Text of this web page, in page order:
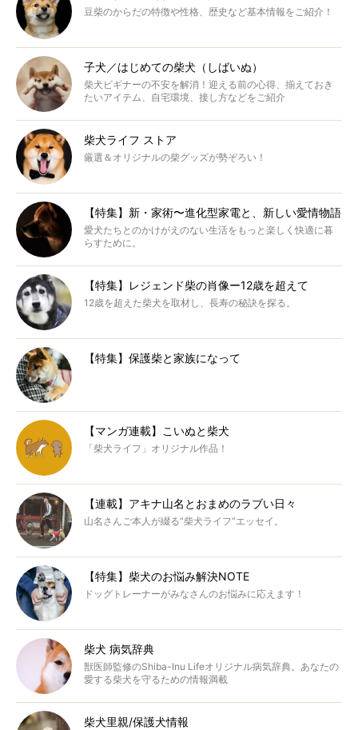
豆柴のからだの特徴や性格、歴史など基本情報をご紹介！
子犬／はじめての柴犬（しばいぬ）
柴犬ビギナーの不安を解消！迎える前の心得、揃えておき
たいアイテム、自宅環境、接し方などをご紹介
柴犬ライフ ストア
厳選＆オリジナルの柴グッズが勢ぞろい！
【特集】新・家術〜進化型家電と、新しい愛情物語
愛犬たちとのかけがえのない生活をもっと楽しく快適に暮
らすために。
【特集】レジェンド柴の肖像ー12歳を超えて
12歳を超えた柴犬を取材し、長寿の秘訣を探る。
【特集】保護柴と家族になって
【マンガ連載】こいぬと柴犬
「柴犬ライフ」オリジナル作品！
【連載】アキナ山名とおまめのラブい日々
山名さんご本人が綴る“柴犬ライフ”エッセイ。
【特集】柴犬のお悩み解決NOTE
ドッグトレーナーがみなさんのお悩みに応えます！
柴犬 病気辞典
獣医師監修のShiba-Inu Lifeオリジナル病気辞典。あなたの
愛する柴犬を守るための情報満載
柴犬里親/保護犬情報